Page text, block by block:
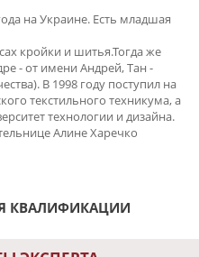
на Украине. Есть младшая
кройки и шитья.Тогда же
- от имени Андрей, Тан -
В 1998 году поступил на
текстильного техникума, а
технологии и дизайна.
Алине Харечко
КВАЛИФИКАЦИИ